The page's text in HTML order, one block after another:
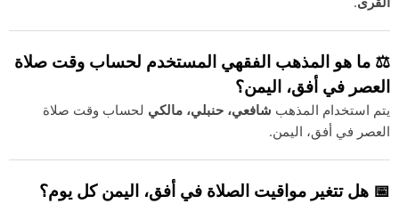
⚖️ ما هو المذهب الفقهي المستخدم لحساب وقت صلاة
العصر في أفق، اليمن؟
يتم استخدام المذهب شافعي، حنبلي، مالكي لحساب وقت صلاة
العصر في أفق، اليمن.
📅 هل تتغير مواقيت الصلاة في أفق، اليمن كل يوم؟